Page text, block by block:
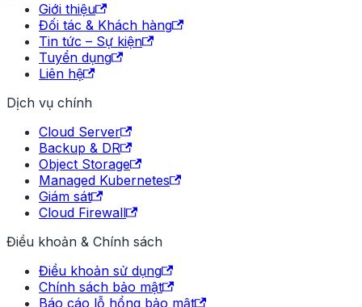
Giới thiệu
Đối tác & Khách hàng
Tin tức – Sự kiện
Tuyển dụng
Liên hệ
Dịch vụ chính
Cloud Server
Backup & DR
Object Storage
Managed Kubernetes
Giám sát
Cloud Firewall
Điều khoản & Chính sách
Điều khoản sử dụng
Chính sách bảo mật
Báo cáo lỗ hổng bảo mật